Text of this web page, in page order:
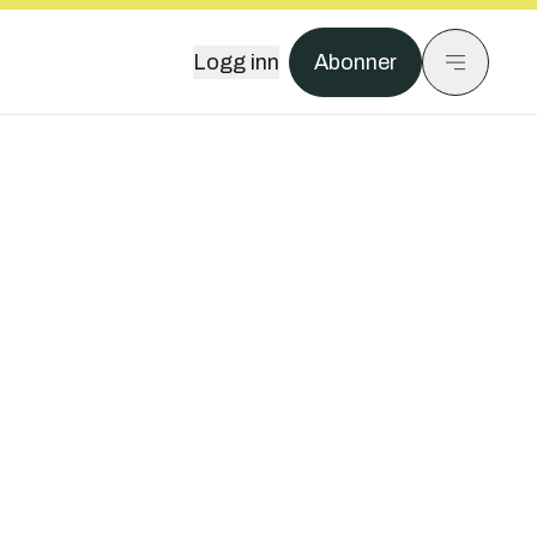
Logg inn Abonner